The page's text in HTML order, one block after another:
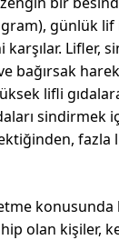
günlük lif
karşılar. Lifler,
bağırsak
lifli
sindirmek
fazla
konusunda
olan kişiler,